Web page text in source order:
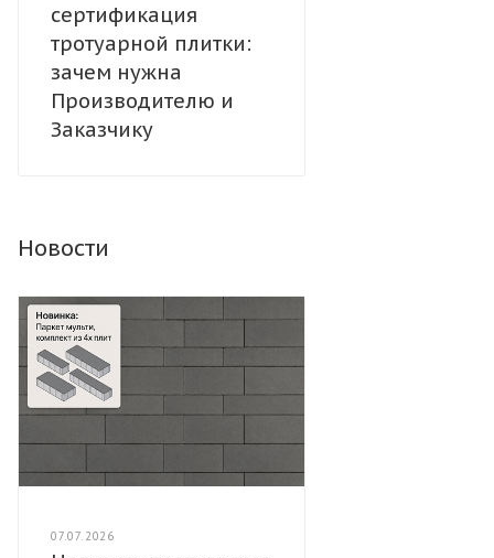
сертификация
тротуарной плитки:
зачем нужна
Производителю и
Заказчику
Новости
07.07.2026